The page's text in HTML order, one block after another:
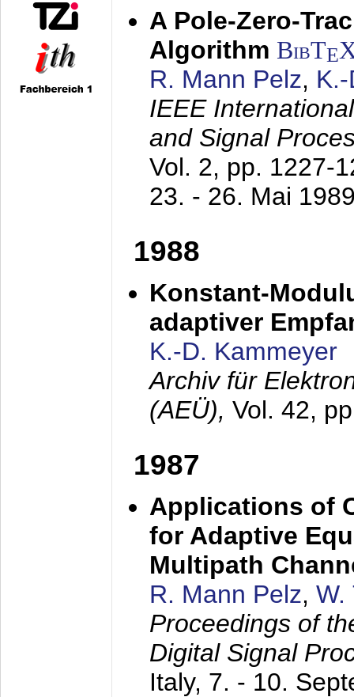
A Pole-Zero-
Algorithm BibTE
R. Mann Pelz,
IEEE
and Signal
Vol. 2, pp. 1227-
23. - 26. Mai
1988
Konstant-
adaptiver
K.-D. Kammeyer
Archiv für
(AEÜ), Vol. 42,
1987
Applications of
for Adaptive
Multipath
R. Mann Pelz, W.
Proceedings of
Digital Signal
Italy, 7. - 10.